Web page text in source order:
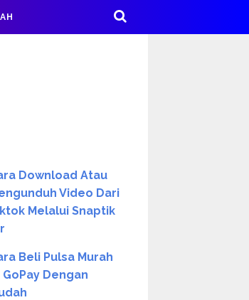
Download Atau
Video Dari
Melalui Snaptik
Beli Pulsa Murah
GoPay Dengan